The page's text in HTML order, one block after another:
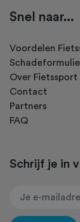
Snel naar...
Voordelen
Over Fietssport
Contact
Partners
FAQ
Schrijf je in